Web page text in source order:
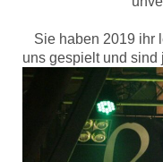
Sie haben 2019 ihr
uns gespielt und sind